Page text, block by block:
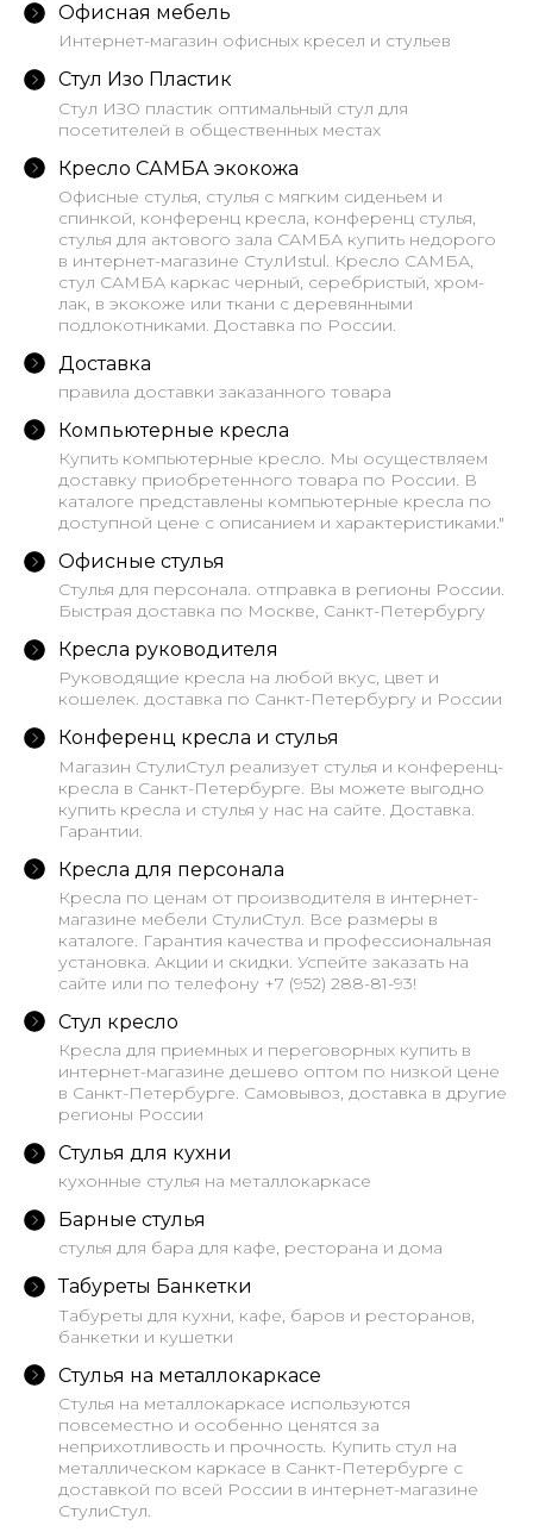
Офисная мебель
Интернет-магазин офисных кресел и стульев
Стул Изо Пластик
Стул ИЗО пластик оптимальный стул для
посетителей в общественных местах
Кресло САМБА экокожа
Офисные стулья, стулья с мягким сиденьем и
спинкой, конференц кресла, конференц стулья,
стулья для актового зала САМБА купить недорого
в интернет-магазине СтулИstul. Кресло САМБА,
стул САМБА каркас черный, серебристый, хром-
лак, в экокоже или ткани с деревянными
подлокотниками. Доставка по России.
Доставка
правила доставки заказанного товара
Компьютерные кресла
Купить компьютерные кресло. Мы осуществляем
доставку приобретенного товара по России. В
каталоге представлены компьютерные кресла по
доступной цене с описанием и характеристиками."
Офисные стулья
Стулья для персонала. отправка в регионы России.
Быстрая доставка по Москве, Санкт-Петербургу
Кресла руководителя
Руководящие кресла на любой вкус, цвет и
кошелек. доставка по Санкт-Петербургу и России
Конференц кресла и стулья
Магазин СтулиСтул реализует стулья и конференц-
кресла в Санкт-Петербурге. Вы можете выгодно
купить кресла и стулья у нас на сайте. Доставка.
Гарантии.
Кресла для персонала
Кресла по ценам от производителя в интернет-
магазине мебели СтулиСтул. Все размеры в
каталоге. Гарантия качества и профессиональная
установка. Акции и скидки. Успейте заказать на
сайте или по телефону +7 (952) 288-81-93!
Стул кресло
Кресла для приемных и переговорных купить в
интернет-магазине дешево оптом по низкой цене
в Санкт-Петербурге. Самовывоз, доставка в другие
регионы России
Стулья для кухни
кухонные стулья на металлокаркасе
Барные стулья
стулья для бара для кафе, ресторана и дома
Табуреты Банкетки
Табуреты для кухни, кафе, баров и ресторанов,
банкетки и кушетки
Стулья на металлокаркасе
Стулья на металлокаркасе используются
повсеместно и особенно ценятся за
неприхотливость и прочность. Купить стул на
металлическом каркасе в Санкт-Петербурге с
доставкой по всей России в интернет-магазине
СтулиСтул.